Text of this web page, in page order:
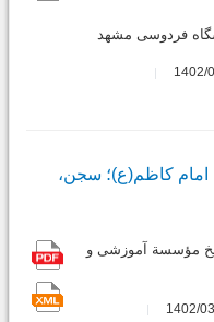
فردوسی مشهد
کاظم(ع)؛ سجن،
مؤسسة آموزشی و